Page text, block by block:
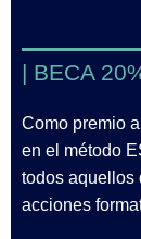
| BECA
Como premio
en el método
todos aquellos
acciones